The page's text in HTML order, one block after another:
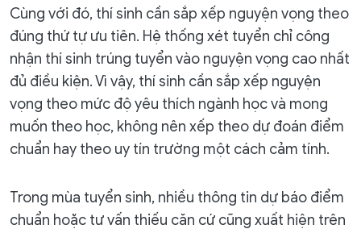
Cùng với đó, thí sinh cần sắp xếp nguyện vọng theo
đúng thứ tự ưu tiên. Hệ thống xét tuyển chỉ công
nhận thí sinh trúng tuyển vào nguyện vọng cao nhất
đủ điều kiện. Vì vậy, thí sinh cần sắp xếp nguyện
vọng theo mức độ yêu thích ngành học và mong
muốn theo học, không nên xếp theo dự đoán điểm
chuẩn hay theo uy tín trường một cách cảm tính.
Trong mùa tuyển sinh, nhiều thông tin dự báo điểm
chuẩn hoặc tư vấn thiếu căn cứ cũng xuất hiện trên